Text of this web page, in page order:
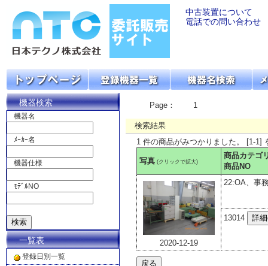
中古装置について
電話での問い合わせ
機器検索
機器名
ﾒｰｶｰ名
機器仕様
ﾓﾃﾞﾙNO
一覧表
登録日別一覧
Page： 1
検索結果
1 件の商品がみつかりました。 [1-1]
写真 (クリックで拡大)
商品カテゴ
商品NO
2020-12-19
22:OA、事
13014